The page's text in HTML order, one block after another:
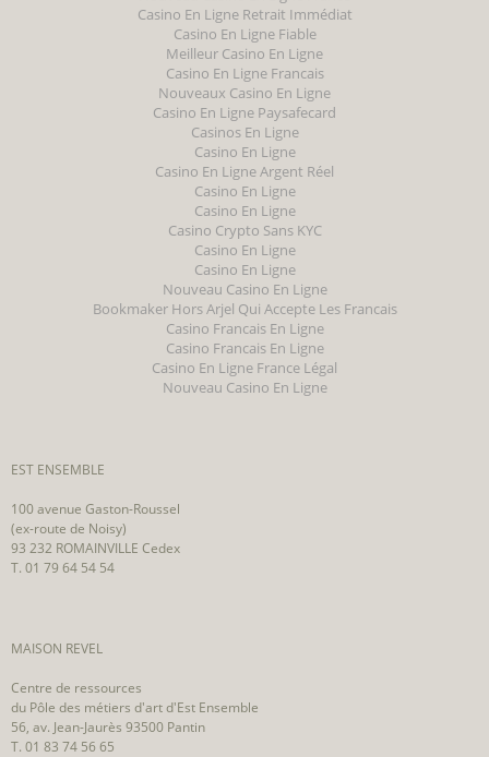
Casino En Ligne Retrait Immédiat
Casino En Ligne Fiable
Meilleur Casino En Ligne
Casino En Ligne Francais
Nouveaux Casino En Ligne
Casino En Ligne Paysafecard
Casinos En Ligne
Casino En Ligne
Casino En Ligne Argent Réel
Casino En Ligne
Casino En Ligne
Casino Crypto Sans KYC
Casino En Ligne
Casino En Ligne
Nouveau Casino En Ligne
Bookmaker Hors Arjel Qui Accepte Les Francais
Casino Francais En Ligne
Casino Francais En Ligne
Casino En Ligne France Légal
Nouveau Casino En Ligne
EST ENSEMBLE
100 avenue Gaston-Roussel
(ex-route de Noisy)
93 232 ROMAINVILLE Cedex
T. 01 79 64 54 54
MAISON REVEL
Centre de ressources
du Pôle des métiers d'art d'Est Ensemble
56, av. Jean-Jaurès 93500 Pantin
T. 01 83 74 56 65